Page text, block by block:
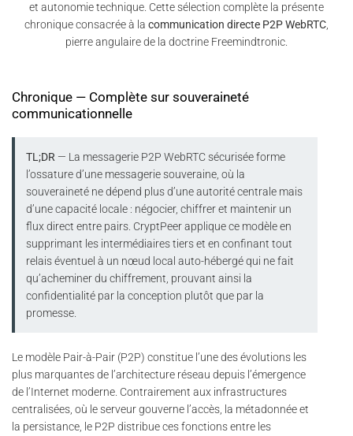
et autonomie technique. Cette sélection complète la présente
chronique consacrée à la communication directe P2P WebRTC,
pierre angulaire de la doctrine Freemindtronic.
Chronique — Complète sur souveraineté
communicationnelle
TL;DR — La messagerie P2P WebRTC sécurisée forme
l’ossature d’une messagerie souveraine, où la
souveraineté ne dépend plus d’une autorité centrale mais
d’une capacité locale : négocier, chiffrer et maintenir un
flux direct entre pairs. CryptPeer applique ce modèle en
supprimant les intermédiaires tiers et en confinant tout
relais éventuel à un nœud local auto-hébergé qui ne fait
qu’acheminer du chiffrement, prouvant ainsi la
confidentialité par la conception plutôt que par la
promesse.
Le modèle Pair-à-Pair (P2P) constitue l’une des évolutions les
plus marquantes de l’architecture réseau depuis l’émergence
de l’Internet moderne. Contrairement aux infrastructures
centralisées, où le serveur gouverne l’accès, la métadonnée et
la persistance, le P2P distribue ces fonctions entre les